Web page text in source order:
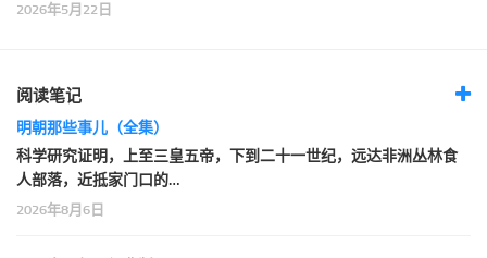
2026年5月22日
阅读笔记
明朝那些事儿（全集）
科学研究证明，上至三皇五帝，下到二十一世纪，远达非洲丛林食
人部落，近抵家门口的…
2026年8月6日